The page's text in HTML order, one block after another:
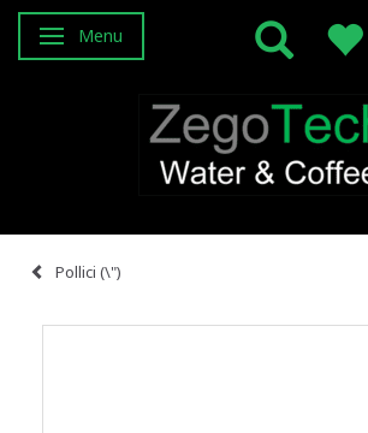
Attiva/disattiva navigazione
Menu
Pollici (\")